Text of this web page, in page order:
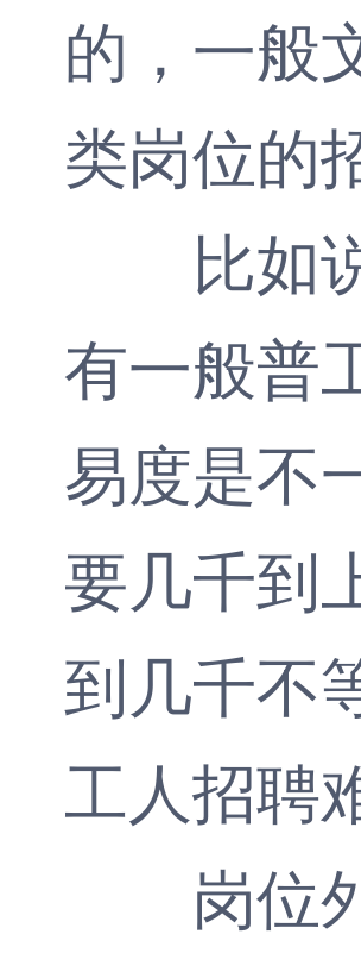
的，一般
类岗位的
比如说
有一般普
易度是不
要几千到
到几千不
工人招聘
岗位外